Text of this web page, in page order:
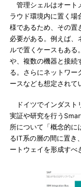
管理シェルはオート
ラウド環境内に置く場
様であるため、その置
必要がある。例えば、
ルで置くケースもある
や、複数の機器と接続
る。さらにネットワー
ースなども想定されて
ドイツでインダスト
実証や研究を行う
所について「概念的に
るIT系の層の間に置き
ートウェイを形成すべ